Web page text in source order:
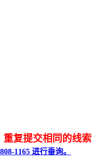
重复提交相同的线索
1165 进行垂询。